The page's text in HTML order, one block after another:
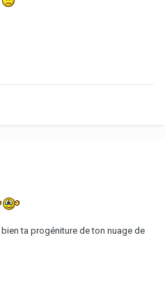
ta progéniture de ton nuage de